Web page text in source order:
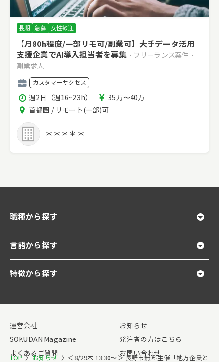
TOP 〉 お知らせ 〉 ＜8/29木 13:30〜＞ 長野市無料主催「地方企業と
長期 急募 女性歓迎
【月80h程度/一部リモ可/副業可】大手データ活用
支援企業でAI導入担当者を募集 - フリーランス案件・
副業求人
職
種
カスタマーサクセス
稼
働
時
間
週2日（週16~23h）
報
酬
35万〜40万
エ
ア
首都圏 / リモート(一部)可
＊＊＊＊＊
職種から探す
言語から探す
特徴から探す
運営会社
お知らせ
SOKUDAN Magazine
発注者の方はこちら
よくあるご質問
お問い合わせ